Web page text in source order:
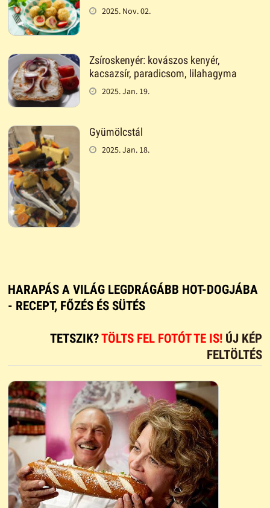
2025. Nov. 02.
Zsíroskenyér: kovászos kenyér,
kacsazsír, paradicsom, lilahagyma
2025. Jan. 19.
Gyümölcstál
2025. Jan. 18.
HARAPÁS A VILÁG LEGDRÁGÁBB HOT-DOGJÁBA
- RECEPT, FŐZÉS ÉS SÜTÉS
TETSZIK?TÖLTS FEL FOTÓT TE IS! ÚJ KÉP
FELTÖLTÉS